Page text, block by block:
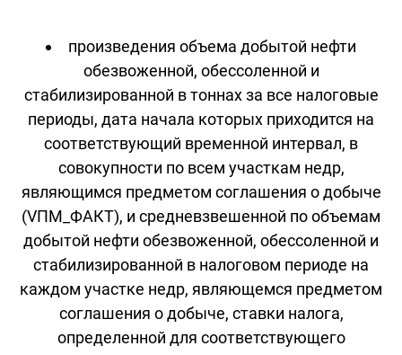
произведения объема добытой нефти
обезвоженной, обессоленной и
стабилизированной в тоннах за все налоговые
периоды, дата начала которых приходится на
соответствующий временной интервал, в
совокупности по всем участкам недр,
являющимся предметом соглашения о добыче
(VПМ_ФАКТ), и средневзвешенной по объемам
добытой нефти обезвоженной, обессоленной и
стабилизированной в налоговом периоде на
каждом участке недр, являющемся предметом
соглашения о добыче, ставки налога,
определенной для соответствующего